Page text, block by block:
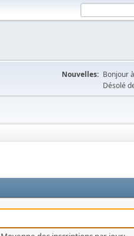
Nouvelles: Bonjour
Désolé